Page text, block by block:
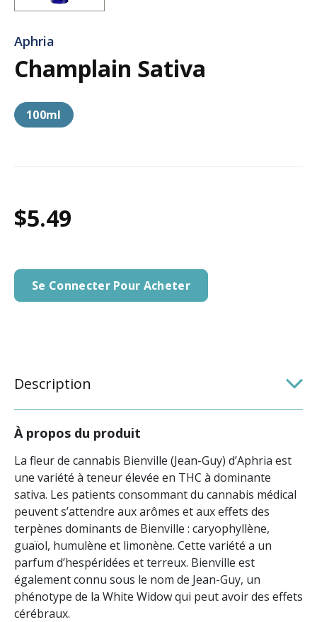
Aphria
Champlain Sativa
100ml
$5.49
Se Connecter Pour Acheter
Description
À propos du produit
La fleur de cannabis Bienville (Jean-Guy) d’Aphria est
une variété à teneur élevée en THC à dominante
sativa. Les patients consommant du cannabis médical
peuvent s’attendre aux arômes et aux effets des
terpènes dominants de Bienville : caryophyllène,
guaïol, humulène et limonène. Cette variété a un
parfum d’hespéridées et terreux. Bienville est
également connu sous le nom de Jean-Guy, un
phénotype de la White Widow qui peut avoir des effets
cérébraux.